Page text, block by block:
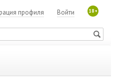
18+
Войти
профиля